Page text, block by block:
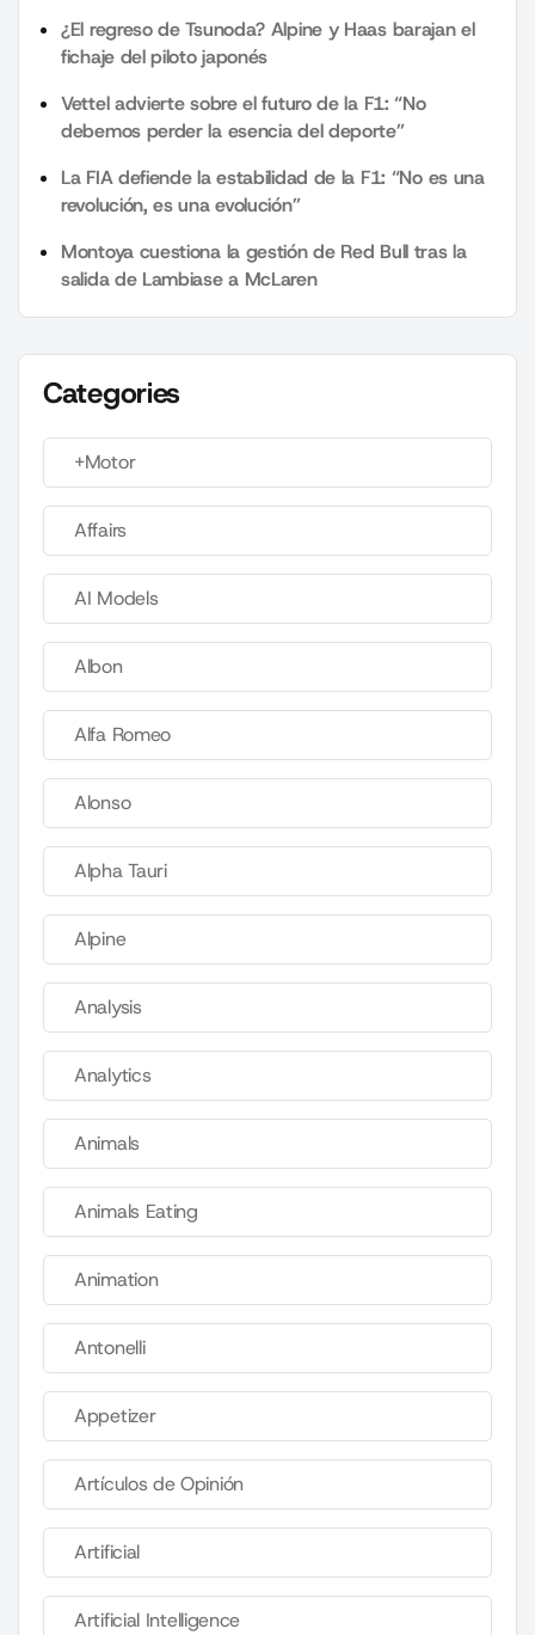
¿El regreso de Tsunoda? Alpine y Haas barajan el
fichaje del piloto japonés
Vettel advierte sobre el futuro de la F1: “No
debemos perder la esencia del deporte”
La FIA defiende la estabilidad de la F1: “No es una
revolución, es una evolución”
Montoya cuestiona la gestión de Red Bull tras la
salida de Lambiase a McLaren
Categories
+Motor
Affairs
AI Models
Albon
Alfa Romeo
Alonso
Alpha Tauri
Alpine
Analysis
Analytics
Animals
Animals Eating
Animation
Antonelli
Appetizer
Artículos de Opinión
Artificial
Artificial Intelligence